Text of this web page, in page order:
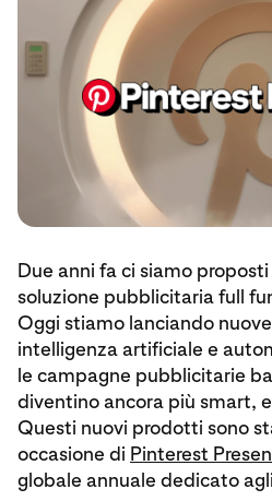
Due anni fa ci siamo
soluzione pubblicitaria full
Oggi stiamo lanciando
intelligenza artificiale e
le campagne pubblicitarie
diventino ancora più smart,
Questi nuovi prodotti sono
occasione di Pinterest
globale annuale dedicato